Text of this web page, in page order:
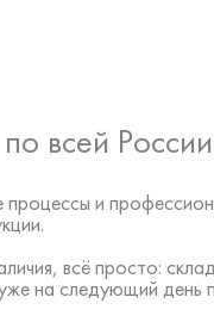
всей России
и
всё просто:
на следующий день